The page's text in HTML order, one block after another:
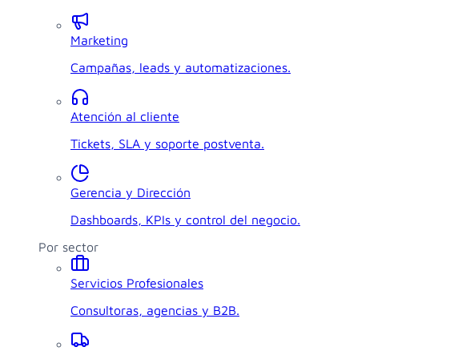
Marketing
Campañas, leads y automatizaciones.
Atención al cliente
Tickets, SLA y soporte postventa.
Gerencia y Dirección
Dashboards, KPIs y control del negocio.
Por sector
Servicios Profesionales
Consultoras, agencias y B2B.